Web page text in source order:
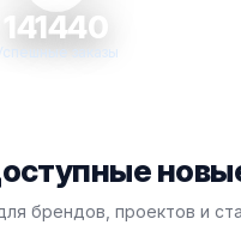
141440
заказы
брендов, проектов и